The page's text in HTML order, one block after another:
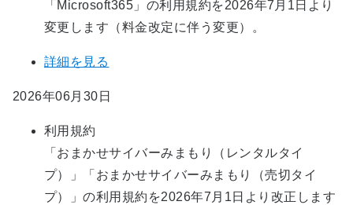
「Microsoft365」の利用規約を2026年7月1日より
変更します（料金改定に伴う変更）。
詳細を見る
2026年06月30日
利用規約
「おまかせサイバーみまもり（レンタルタイ
プ）」「おまかせサイバーみまもり（売切タイ
プ）」の利用規約を2026年7月1日より改正します